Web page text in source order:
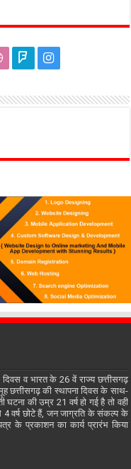
व भारत के 26 वें राज्य छत्तीसगढ़
छत्तीसगढ़ की स्थापना दिवस के साथ-
की उम्र 21 वर्ष हो गई है तो वही
4 वर्ष छोटे हैं, जन जाग्रति के संकल्प के
के प्रकाशन का कार्य प्रारंभ किया